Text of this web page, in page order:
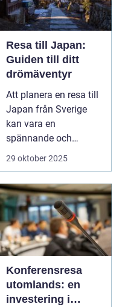
Resa till Japan:
Guiden till ditt
drömäventyr
Att planera en resa till
Japan från Sverige
kan vara en
spännande och
överväldi...
29 oktober 2025
Konferensresa
utomlands: en
investering i